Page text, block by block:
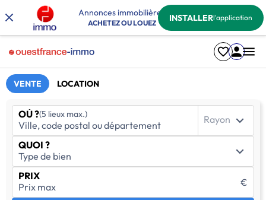
Annonces immobilières
ACHETEZ OU LOUEZ INSTALLERl'application
VENTE LOCATION
OÙ ?(5 lieux max.) Rayon
QUOI ?
PRIX
€